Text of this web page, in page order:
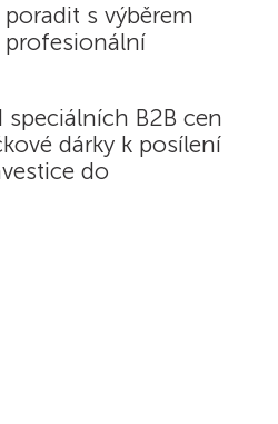
s výběrem
profesionální
B2B cen
dárky k posílení
do